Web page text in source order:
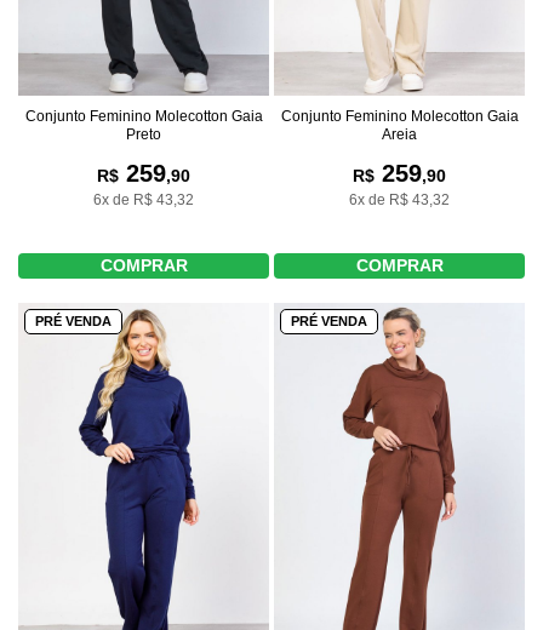
Conjunto Feminino Molecotton Gaia
Preto
R$ 259,90
6x de R$ 43,32
COMPRAR
Conjunto Feminino Molecotton Gaia
Areia
R$ 259,90
6x de R$ 43,32
COMPRAR
PRÉ VENDA PRÉ VENDA